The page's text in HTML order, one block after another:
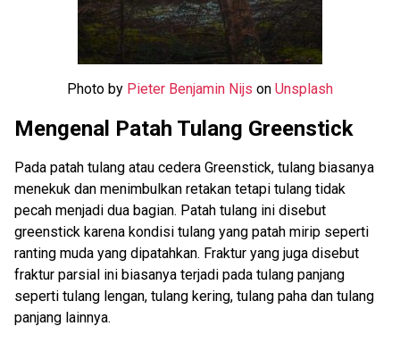
Photo by Pieter Benjamin Nijs on Unsplash
Mengenal Patah Tulang Greenstick
Pada patah tulang atau cedera Greenstick, tulang biasanya
menekuk dan menimbulkan retakan tetapi tulang tidak
pecah menjadi dua bagian. Patah tulang ini disebut
greenstick karena kondisi tulang yang patah mirip seperti
ranting muda yang dipatahkan. Fraktur yang juga disebut
fraktur parsial ini biasanya terjadi pada tulang panjang
seperti tulang lengan, tulang kering, tulang paha dan tulang
panjang lainnya.